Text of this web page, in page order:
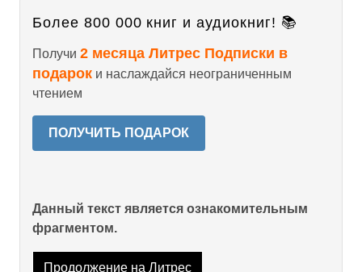
Более 800 000 книг и аудиокниг! 📚
Получи 2 месяца Литрес Подписки в
подарок и наслаждайся неограниченным
чтением
ПОЛУЧИТЬ ПОДАРОК
Данный текст является ознакомительным
фрагментом.
Продолжение на Литрес